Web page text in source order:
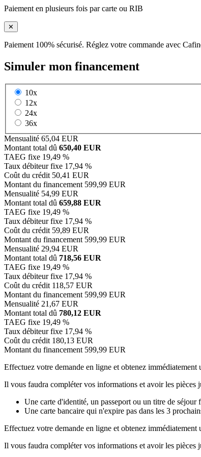
Paiement en plusieurs fois par carte ou RIB
✕
Paiement 100% sécurisé. Réglez votre commande avec
Simuler mon financement
10x
12x
24x
36x
Mensualité 65,04 EUR
Montant total dû 650,40 EUR
TAEG fixe 19,49 %
Taux débiteur fixe 17,94 %
Coût du crédit 50,41 EUR
Montant du financement 599,99 EUR
Mensualité 54,99 EUR
Montant total dû 659,88 EUR
TAEG fixe 19,49 %
Taux débiteur fixe 17,94 %
Coût du crédit 59,89 EUR
Montant du financement 599,99 EUR
Mensualité 29,94 EUR
Montant total dû 718,56 EUR
TAEG fixe 19,49 %
Taux débiteur fixe 17,94 %
Coût du crédit 118,57 EUR
Montant du financement 599,99 EUR
Mensualité 21,67 EUR
Montant total dû 780,12 EUR
TAEG fixe 19,49 %
Taux débiteur fixe 17,94 %
Coût du crédit 180,13 EUR
Montant du financement 599,99 EUR
Effectuez votre demande en ligne et obtenez immédiatement
Il vous faudra compléter vos informations et avoir les pièces
Une carte d'identité, un passeport ou un titre de
Une carte bancaire qui n'expire pas dans les 3
Effectuez votre demande en ligne et obtenez immédiatement
Il vous faudra compléter vos informations et avoir les pièces